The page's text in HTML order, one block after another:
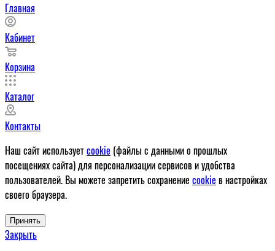
Главная
Кабинет
Корзина
Каталог
Контакты
Наш сайт используетcookie (файлы с данными о прошлых
посещениях сайта) для персонализации сервисов и удобства
пользователей. Вы можете запретить сохранение cookie в настройках
своего браузера.
Принять
Закрыть